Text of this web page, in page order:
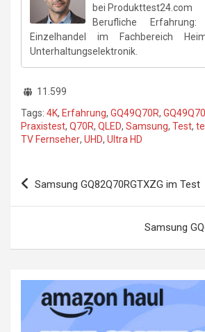
bei Produkttest24.com
Berufliche
Einzelhandel im Fachbereich
Unterhaltungselektronik.
11.599
Tags: 4K, Erfahrung, GQ49Q70R,
Praxistest, Q70R, QLED, Samsung, Test,
TV Fernseher, UHD, Ultra HD
Beitragsnavigation
Samsung GQ82Q70RGTXZG im Test
Samsung